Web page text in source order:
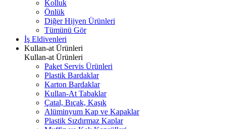
Kolluk
Önlük
Diğer Hijyen Ürünleri
Tümünü Gör
İş Eldivenleri
Kullan-at Ürünleri
Kullan-at Ürünleri
Paket Servis Ürünleri
Plastik Bardaklar
Karton Bardaklar
Kullan-At Tabaklar
Çatal, Bıçak, Kaşık
Alüminyum Kap ve Kapaklar
Plastik Sızdırmaz Kaplar